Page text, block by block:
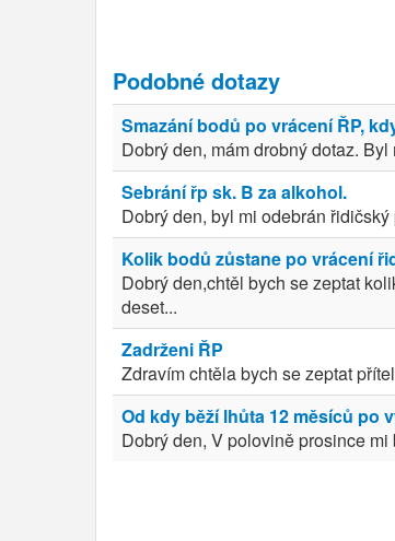
Podobné dotazy
Smazání bodů po vrácení ŘP,
Dobrý den, mám drobný dotaz.
Sebrání řp sk. B za alkohol.
Dobrý den, byl mi odebrán
Kolik bodů zůstane po vrácení
Dobrý den,chtěl bych se zeptat
deset...
Zadrženi ŘP
Zdravím chtěla bych se zeptat
Od kdy běží lhůta 12 měsíců po
Dobrý den, V polovině prosince